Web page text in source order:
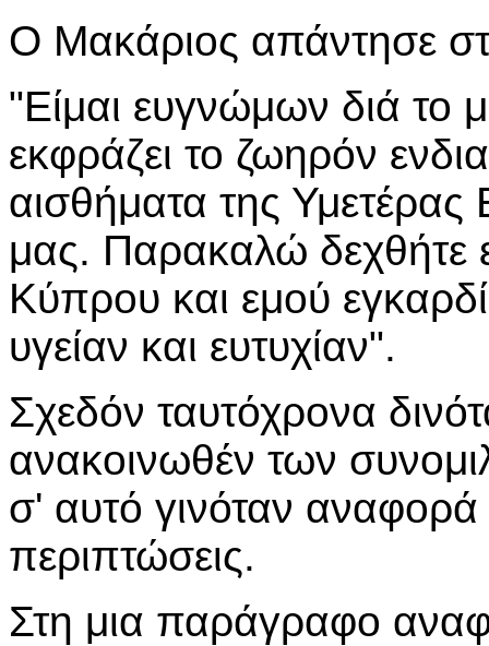
Ο Μακάριος απάντησε
"Είμαι ευγνώμων διά το
εκφράζει το ζωηρόν
αισθήματα της
μας. Παρακαλώ δεχθήτε
Κύπρου και εμού
υγείαν και ευτυχίαν".
Σχεδόν ταυτόχρονα
ανακοινωθέν των
σ' αυτό γινόταν
περιπτώσεις.
Στη μια παράγραφο